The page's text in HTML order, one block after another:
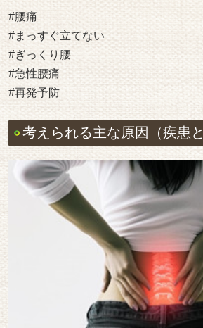
#腰痛
#まっすぐ立てない
#ぎっくり腰
#急性腰痛
#再発予防
考えられる主な原因（疾患と